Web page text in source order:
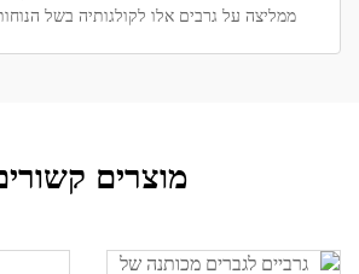
ממליצה על גרבים אלו לקולגותיה בשל
מוצרים